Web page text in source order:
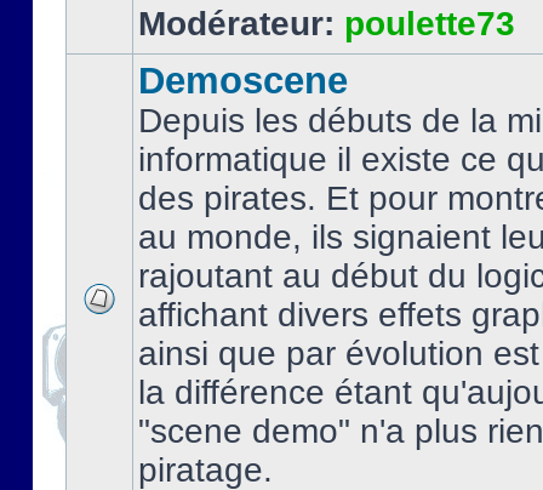
Modérateur: poulette73
Demoscene
Depuis les débuts de la
informatique il existe ce
des pirates. Et pour
au monde, ils signaient
rajoutant au début du
affichant divers effets
ainsi que par évolution
la différence étant
"scene demo" n'a plus
piratage.